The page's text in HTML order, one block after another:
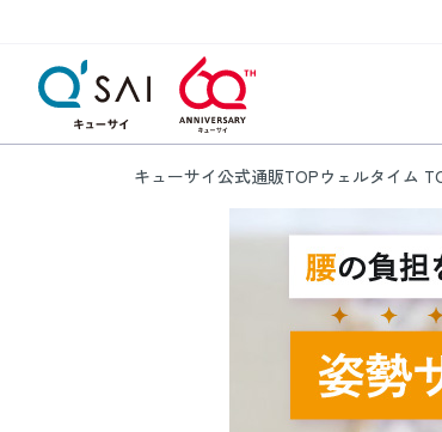
キューサイ公式通販TOPウェルタイム